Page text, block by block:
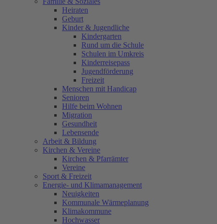
Heiraten
Geburt
Kinder & Jugendliche
Kindergarten
Rund um die Schule
Schulen im Umkreis
Kinderreisepass
Jugendförderung
Freizeit
Menschen mit Handicap
Senioren
Hilfe beim Wohnen
Migration
Gesundheit
Lebensende
Arbeit & Bildung
Kirchen & Vereine
Kirchen & Pfarrämter
Vereine
Sport & Freizeit
Energie- und Klimamanagement
Neuigkeiten
Kommunale Wärmeplanung
Klimakommune
Hochwasser